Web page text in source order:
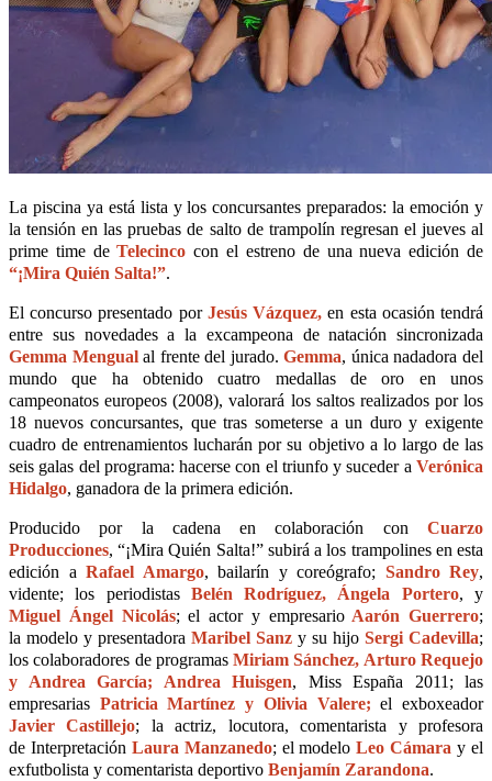
La piscina ya está lista y los concursantes preparados: la emoción y
la tensión en las pruebas de salto de trampolín regresan el jueves al
prime time deTelecinco con el estreno de una nueva edición de
“¡Mira Quién Salta!”.
El concurso presentado porJesús Vázquez, en esta ocasión tendrá
entre sus novedades a la excampeona de natación sincronizada
Gemma Mengualal frente del jurado. Gemma, única nadadora del
mundo que ha obtenido cuatro medallas de oro en unos
campeonatos europeos (2008), valorará los saltos realizados por los
18 nuevos concursantes, que tras someterse a un duro y exigente
cuadro de entrenamientos lucharán por su objetivo a lo largo de las
seis galas del programa: hacerse con el triunfo y suceder a Verónica
Hidalgo, ganadora de la primera edición.
Producido por la cadena en colaboración con Cuarzo
Producciones, “¡Mira Quién Salta!” subirá a los trampolines en esta
edición a Rafael Amargo, bailarín y coreógrafo; Sandro Rey,
vidente; los periodistasBelén Rodríguez, Ángela Portero, y
Miguel Ángel Nicolás; el actor y empresarioAarón Guerrero;
la modelo y presentadora Maribel Sanz y su hijo Sergi Cadevilla;
los colaboradores de programasMiriam Sánchez, Arturo Requejo
y Andrea García; Andrea Huisgen, Miss España 2011; las
empresarias Patricia Martínez y Olivia Valere; el exboxeador
Javier Castillejo; la actriz, locutora, comentarista y profesora
de Interpretación Laura Manzanedo; el modelo Leo Cámara y el
exfutbolista y comentarista deportivo Benjamín Zarandona.